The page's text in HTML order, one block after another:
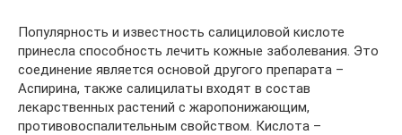
Популярность и известность салициловой кислоте
принесла способность лечить кожные заболевания. Это
соединение является основой другого препарата –
Аспирина, также салицилаты входят в состав
лекарственных растений с жаропонижающим,
противовоспалительным свойством. Кислота –